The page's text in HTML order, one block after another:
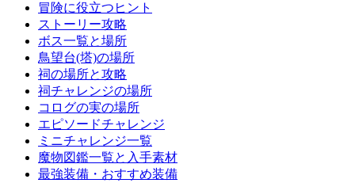
冒険に役立つヒント
ストーリー攻略
ボス一覧と場所
鳥望台(塔)の場所
祠の場所と攻略
祠チャレンジの場所
コログの実の場所
エピソードチャレンジ
ミニチャレンジ一覧
魔物図鑑一覧と入手素材
最強装備・おすすめ装備